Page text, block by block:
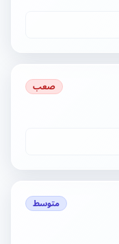
صعب
متوسط